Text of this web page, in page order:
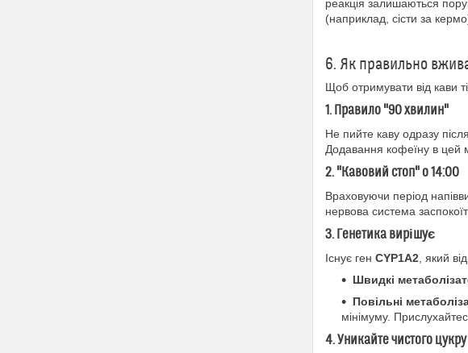
реакція залишаються
(наприклад, сісти за
6. Як правильно
Щоб отримувати від кави
1. Правило "90 хвилин"
Не пийте каву одразу
Додавання кофеїну в цей
2. "Кавовий стоп" о 14:00
Враховуючи період
нервова система
3. Генетика вирішує
Існує ген CYP1A2 , який
Швидкі
Повільні
мінімуму.
4. Уникайте чистого цукру